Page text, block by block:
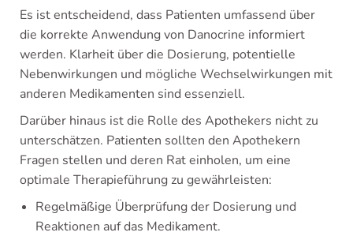
Es ist entscheidend, dass Patienten umfassend über
die korrekte Anwendung von Danocrine informiert
werden. Klarheit über die Dosierung, potentielle
Nebenwirkungen und mögliche Wechselwirkungen mit
anderen Medikamenten sind essenziell.
Darüber hinaus ist die Rolle des Apothekers nicht zu
unterschätzen. Patienten sollten den Apothekern
Fragen stellen und deren Rat einholen, um eine
optimale Therapieführung zu gewährleisten:
Regelmäßige Überprüfung der Dosierung und
Reaktionen auf das Medikament.